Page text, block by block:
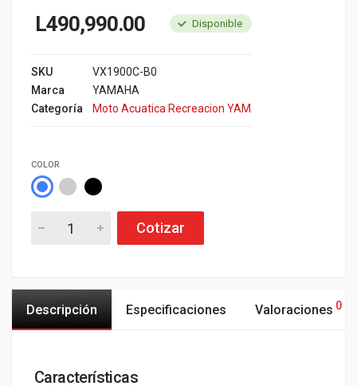
L490,990.00 Disponible
SKU
VX1900C-B0
Marca
YAMAHA
Categoría
Moto Acuatica Recreacion YAMAHA
COLOR
Cotizar
Descripción Especificaciones Valoraciones 0
Características